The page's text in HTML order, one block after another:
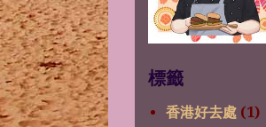
標籤
香港好去處 (1)